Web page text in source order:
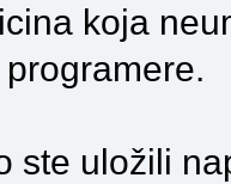
koja
ste uložili